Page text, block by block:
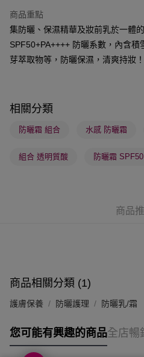
BoC Pay
送貨方式
順豐自助櫃 - 確認發貨後1-3個工作
順豐站及營業點 - 確認發貨後1-3個
物流公司進行物流配送
取。逾期會取消訂單，並不會安排
每筆HK$20.00，滿HK$100.00或以
澳門地區配送 - 確認發貨後1-4個工
商品重點
集防曬、保濕精華及妝前乳於一體
SPF50+PA++++ 防曬系數，內含
芽萃取物等，防曬保濕，清爽持妝！
相關分類
防曬霜 組合 水感 防曬霜
組合 透明質酸 防曬霜 SPF50
商品
商品相關分類 (1)
護膚保養 防曬護理 防曬乳/霜
您可能有興趣的商品全店暢